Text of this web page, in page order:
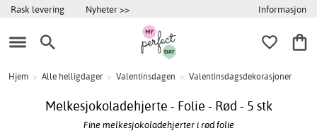
Rask levering Nyheter >> Informasjon
Hjem > Alle helligdager > Valentinsdagen > Valentinsdagsdekorasjoner
Melkesjokoladehjerte - Folie - Rød - 5 stk
Fine melkesjokoladehjerter i rød folie